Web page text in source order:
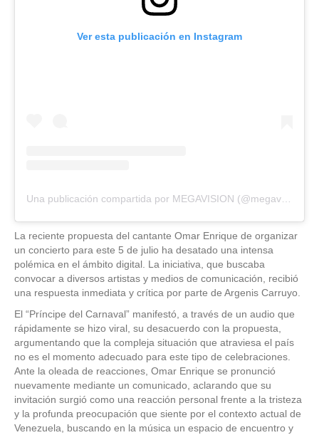
Ver esta publicación en Instagram
La reciente propuesta del cantante Omar Enrique de organizar
un concierto para este 5 de julio ha desatado una intensa
polémica en el ámbito digital. La iniciativa, que buscaba
convocar a diversos artistas y medios de comunicación, recibió
una respuesta inmediata y crítica por parte de Argenis Carruyo.
El “Príncipe del Carnaval” manifestó, a través de un audio que
rápidamente se hizo viral, su desacuerdo con la propuesta,
argumentando que la compleja situación que atraviesa el país
no es el momento adecuado para este tipo de celebraciones.
Ante la oleada de reacciones, Omar Enrique se pronunció
nuevamente mediante un comunicado, aclarando que su
invitación surgió como una reacción personal frente a la tristeza
y la profunda preocupación que siente por el contexto actual de
Venezuela, buscando en la música un espacio de encuentro y